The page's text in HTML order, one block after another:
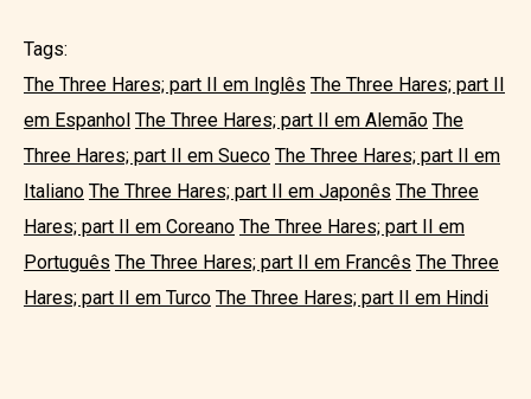
Tags:
The Three Hares; part II em Inglês The Three Hares; part II
em Espanhol The Three Hares; part II em Alemão The
Three Hares; part II em Sueco The Three Hares; part II em
Italiano The Three Hares; part II em Japonês The Three
Hares; part II em Coreano The Three Hares; part II em
Português The Three Hares; part II em Francês The Three
Hares; part II em Turco The Three Hares; part II em Hindi